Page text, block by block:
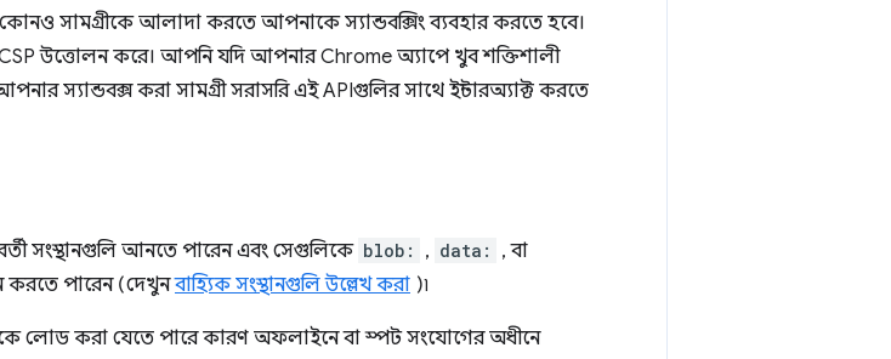
সামগ্রীকে আলাদা করতে আপনাকে স্যান্ডবক্সিং ব্যবহার করতে হবে।
CSP উত্তোলন করে। আপনি যদি আপনার Chrome অ্যাপে খুব শক্তিশালী
স্যান্ডবক্স করা সামগ্রী সরাসরি এই APIগুলির সাথে ইন্টারঅ্যাক্ট করতে
সংস্থানগুলি আনতে পারেন এবং সেগুলিকে blob: , data: , বা
করতে পারেন (দেখুনবাহ্যিক সংস্থানগুলি উল্লেখ করা )৷
লোড করা যেতে পারে কারণ অফলাইনে বা স্পট সংযোগের অধীনে